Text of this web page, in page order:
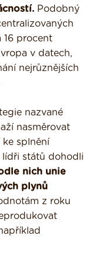
Podobný
16 procent
v datech,
nejrůznějších
nazvané
nasměrovat
ke splnění
lídři států dohodli
nich unie
plynů
z roku